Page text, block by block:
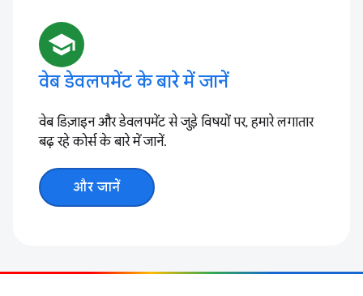
school
वेब डेवलपमेंट के बारे में जानें
वेब डिज़ाइन और डेवलपमेंट से जुड़े विषयों पर, हमारे लगातार
बढ़ रहे कोर्स के बारे में जानें.
और जानें